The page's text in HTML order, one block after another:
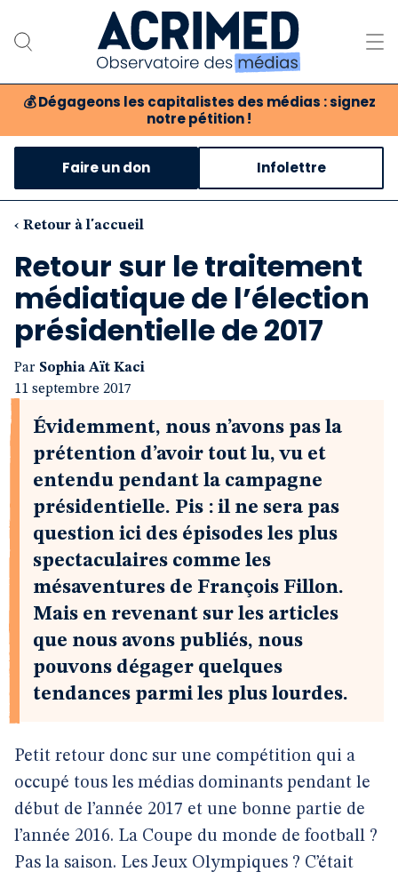
💰 Dégageons les capitalistes des médias : signez
notre pétition !
Notre association
Notre critique des médias
Nos propositions
Notre revue
Boutique
Faire un don Infolettre
‹ Retour à l'accueil
Retour sur le traitement
médiatique de l’élection
présidentielle de 2017
Par Sophia Aït Kaci
11 septembre 2017
Évidemment, nous n’avons pas la
prétention d’avoir tout lu, vu et
entendu pendant la campagne
présidentielle. Pis : il ne sera pas
question ici des épisodes les plus
spectaculaires comme les
mésaventures de François Fillon.
Mais en revenant sur les articles
que nous avons publiés, nous
pouvons dégager quelques
tendances parmi les plus lourdes.
Petit retour donc sur une compétition qui a
occupé tous les médias dominants pendant le
début de l’année 2017 et une bonne partie de
l’année 2016. La Coupe du monde de football ?
Pas la saison. Les Jeux Olympiques ? C’était